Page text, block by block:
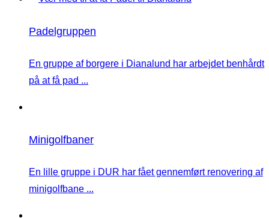
Padelgruppen
En gruppe af borgere i Dianalund har arbejdet benhårdt
på at få pad ...
Minigolfbaner
En lille gruppe i DUR har fået gennemført renovering af
minigolfbane ...